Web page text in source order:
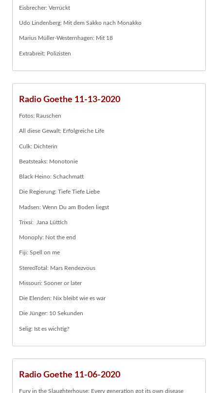
Eisbrecher: Verrückt
Udo Lindenberg: Mit dem Sakko nach Monakko
Marius Müller-Westernhagen: Mit 18
Extrabreit: Polizisten
Radio Goethe 11-13-2020
Fotos: Rauschen
All diese Gewalt: Erfolgreiche Life
Culk: Dichterin
Beatsteaks: Monotonie
Black Heino: Schachmatt
Die Regierung: Tiefe Tiefe Liebe
Madsen: Wenn Du am Boden liegst
Trixsi: Jana Lüttich
Monoply: Not the end
Fiji: Spell on me
StereoTotal: Mars Rendezvous
Missouri: Sooner or later
Die Elenden: Nix bleibt wie es war
Die Jünger: 10 Sekunden
Selig: Ist es wichtig?
Radio Goethe 11-06-2020
Fury in the Slaughterhouse: Every generation got its own disease